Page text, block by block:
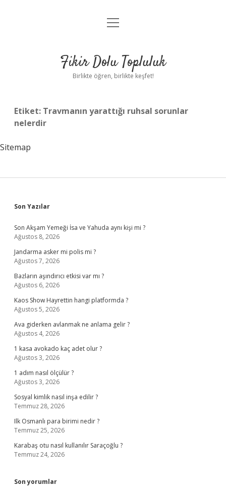
Anasayfa
Yasal Uyarı
menüyü
Fikir Dolu Topluluk
Birlikte öğren, birlikte keşfet!
Etiket: Travmanın yarattığı ruhsal sorunlar
nelerdir
Sitemap
Sidebar
Son Yazılar
Son Akşam Yemeği İsa ve Yahuda aynı kişi mi ?
Ağustos 8, 2026
Jandarma asker mi polis mi ?
Ağustos 7, 2026
Bazların aşındırıcı etkisi var mı ?
Ağustos 6, 2026
Kaos Show Hayrettin hangi platformda ?
Ağustos 5, 2026
Ava giderken avlanmak ne anlama gelir ?
Ağustos 4, 2026
1 kasa avokado kaç adet olur ?
Ağustos 3, 2026
1 adım nasıl ölçülür ?
Ağustos 3, 2026
Sosyal kimlik nasıl inşa edilir ?
Temmuz 28, 2026
Ilk Osmanlı para birimi nedir ?
Temmuz 25, 2026
Karabaş otu nasıl kullanılır Saraçoğlu ?
Temmuz 24, 2026
Son yorumlar